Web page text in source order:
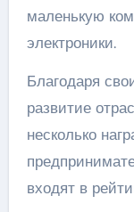
маленькую
электроники.
Благодаря
развитие
несколько
входят в